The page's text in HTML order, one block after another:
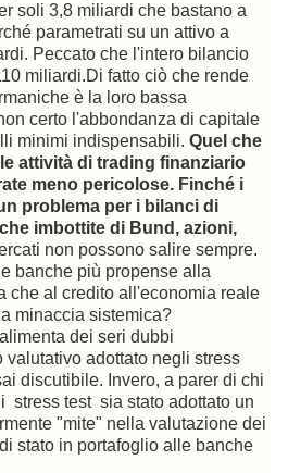
soli 3,8 miliardi che bastano a
parametrati su un attivo a
Peccato che l'intero bilancio
miliardi.Di fatto ciò che rende
è la loro bassa
certo l'abbondanza di capitale
minimi indispensabili. Quel che
attività di trading finanziario
meno pericolose. Finché i
problema per i bilanci di
imbottite di Bund, azioni,
non possono salire sempre.
banche più propense alla
che al credito all'economia reale
minaccia sistemica?
dei seri dubbi
adottato negli stress
discutibile. Invero, a parer di chi
stress test sia stato adottato un
"mite" nella valutazione dei
stato in portafoglio alle banche